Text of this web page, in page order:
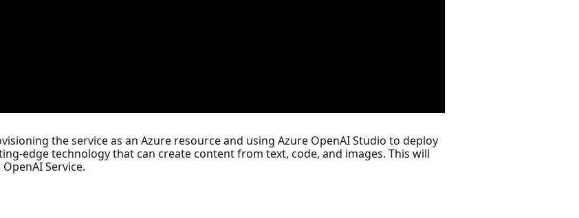
the service as an Azure resource and using Azure OpenAI Studio to deploy
edge technology that can create content from text, code, and images. This will
Service.